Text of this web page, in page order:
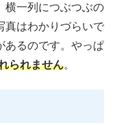
横一列につぶつぶの
真はわかりづらいで
あるのです。やっぱ
られません。